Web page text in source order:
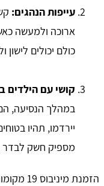
עייפות הנהגים:
כולם יכולים
קושי עם הילדים
במהלך הנסיעה,
יירדמו, תהיו
מספיק חשק לבדר
הזמנת